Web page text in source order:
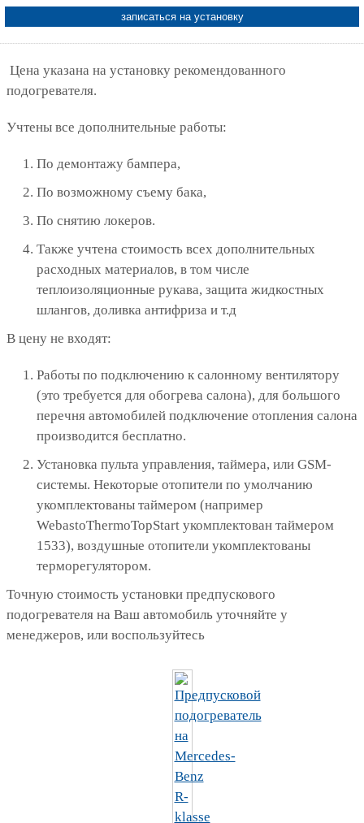
записаться на установку
Цена указана на установку рекомендованного
подогревателя.
Учтены все дополнительные работы:
По демонтажу бампера,
По возможному съему бака,
По снятию локеров.
Также учтена стоимость всех дополнительных
расходных материалов, в том числе
теплоизоляционные рукава, защита жидкостных
шлангов, доливка антифриза и т.д
В цену не входят:
Работы по подключению к салонному вентилятору
(это требуется для обогрева салона), для большого
перечня автомобилей подключение отопления салона
производится бесплатно.
Установка пульта управления, таймера, или GSM-
системы. Некоторые отопители по умолчанию
укомплектованы таймером (например
WebastoThermoTopStart укомплектован таймером
1533), воздушные отопители укомплектованы
терморегулятором.
Точную стоимость установки предпускового
подогревателя на Ваш автомобиль уточняйте у
менеджеров, или воспользуйтесь